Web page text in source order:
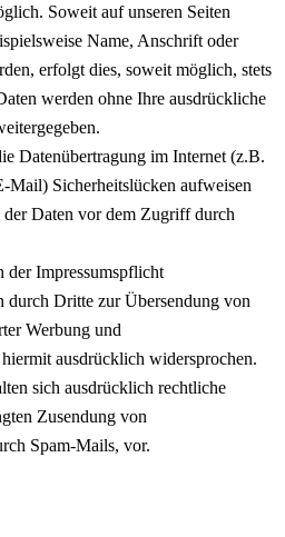
Soweit auf unseren Seiten
Name, Anschrift oder
erfolgt dies, soweit möglich, stets
werden ohne Ihre ausdrückliche
Datenübertragung im Internet (z.B.
Mail) Sicherheitslücken aufweisen
Daten vor dem Zugriff durch
der Impressumspflicht
Dritte zur Übersendung von
Werbung und
ausdrücklich widersprochen.
sich ausdrücklich rechtliche
Zusendung von
Spam-Mails, vor.